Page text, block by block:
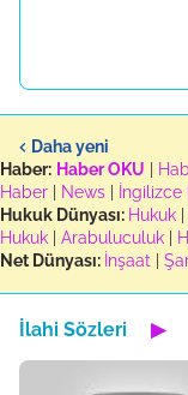
Daha yeni
Haber: Haber OKU
Haber
News İngilizce
Hukuk Dünyası: Hukuk
Hukuk
Arabuluculuk
Net Dünyası: İnşaat
İlahi Sözleri ▶